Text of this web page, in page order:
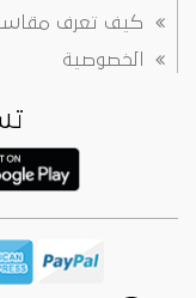
كيف تعرف
الخصوصية